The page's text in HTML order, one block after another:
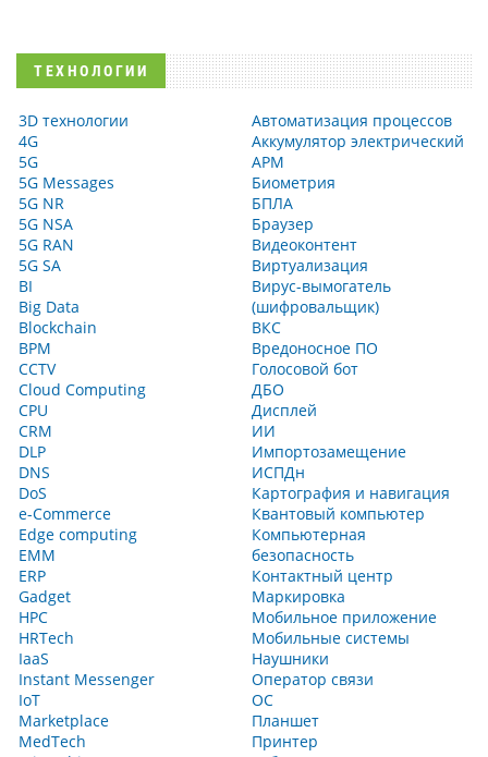
ТЕХНОЛОГИИ
3D технологии
4G
5G
5G Messages
5G NR
5G NSA
5G RAN
5G SA
BI
Big Data
Blockchain
BPM
CCTV
Cloud Computing
CPU
CRM
DLP
DNS
DoS
e-Commerce
Edge computing
EMM
ERP
Gadget
HPC
HRTech
IaaS
Instant Messenger
IoT
Marketplace
MedTech
Автоматизация процессов
Аккумулятор электрический
АРМ
Биометрия
БПЛА
Браузер
Видеоконтент
Виртуализация
Вирус-вымогатель
(шифровальщик)
ВКС
Вредоносное ПО
Голосовой бот
ДБО
Дисплей
ИИ
Импортозамещение
ИСПДн
Картография и навигация
Квантовый компьютер
Компьютерная
безопасность
Контактный центр
Маркировка
Мобильное приложение
Мобильные системы
Наушники
Оператор связи
ОС
Планшет
Принтер